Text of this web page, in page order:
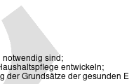
notwendig sind;
entwickeln;
Grundsätze der gesunden